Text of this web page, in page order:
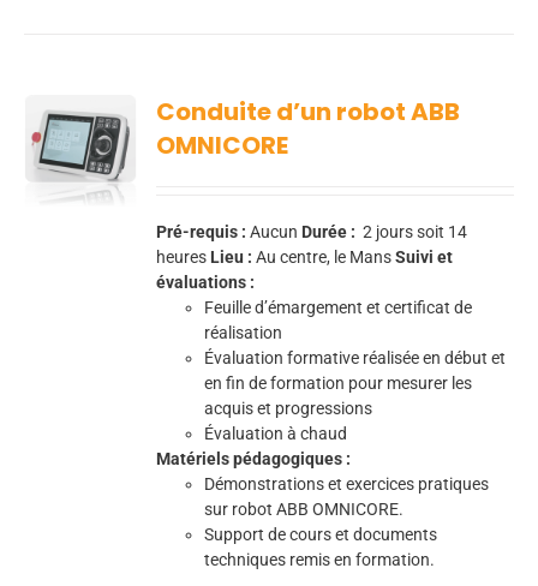
Conduite d’un robot ABB
OMNICORE
Pré-requis : Aucun Durée : 2 jours soit 14
heures Lieu : Au centre, le MansSuivi et
évaluations :
Feuille d’émargement et certificat de
réalisation
Évaluation formative réalisée en début et
en fin de formation pour mesurer les
acquis et progressions
Évaluation à chaud
Matériels pédagogiques :
Démonstrations et exercices pratiques
sur robot ABB OMNICORE.
Support de cours et documents
techniques remis en formation.